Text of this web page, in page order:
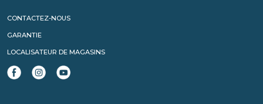
CONTACTEZ-NOUS
GARANTIE
LOCALISATEUR DE MAGASINS